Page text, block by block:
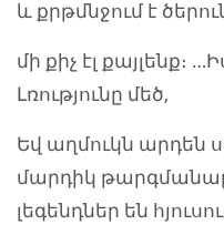
և քրթմնջում է
մի քիչ էլ քայլենք։
Լռությունը մեծ,
Եվ աղմուկն արդեն
մարդիկ
լեգենդներ են